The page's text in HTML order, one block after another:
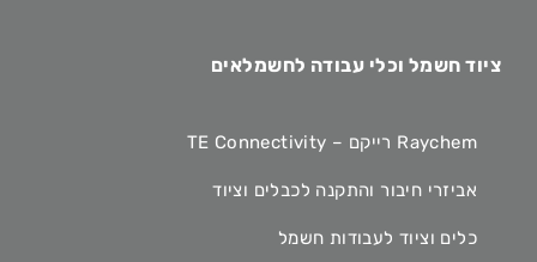
ציוד חשמל וכלי עבודה לחשמלאים
Raychem רייקם – TE Connectivity
אביזרי חיבור והתקנה לכבלים וציוד
כלים וציוד לעבודות חשמל